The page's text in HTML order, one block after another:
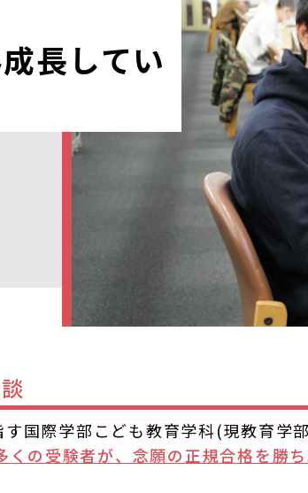
長してい
国際学部こども教育学科(現教育学
くの受験者が、念願の正規合格を勝